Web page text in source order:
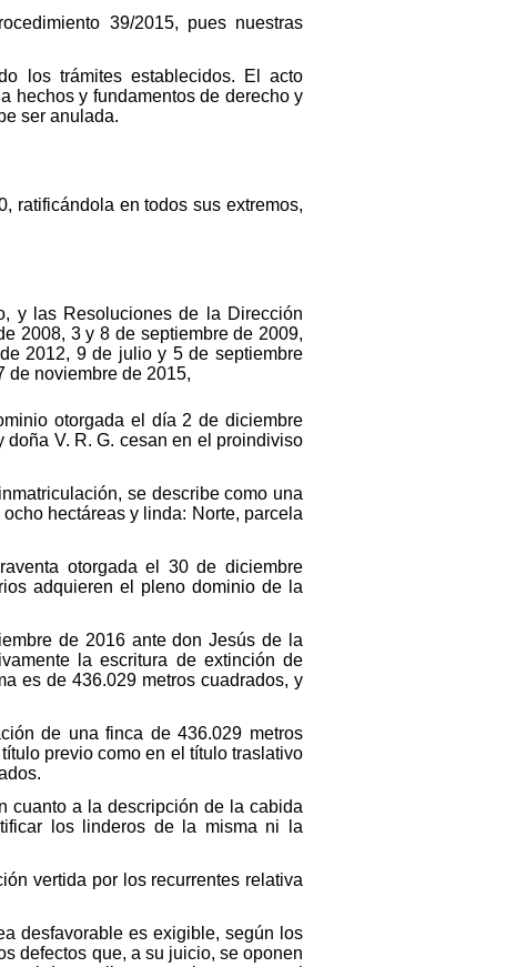
39/2015, pues nuestras
los trámites establecidos. El acto
hechos y fundamentos de derecho y
ser anulada.
ratificándola en todos sus extremos,
y las Resoluciones de la Dirección
2008, 3 y 8 de septiembre de 2009,
2012, 9 de julio y 5 de septiembre
de noviembre de 2015,
otorgada el día 2 de diciembre
doña V. R. G. cesan en el proindiviso
se describe como una
hectáreas y linda: Norte, parcela
otorgada el 30 de diciembre
adquieren el pleno dominio de la
de 2016 ante don Jesús de la
la escritura de extinción de
es de 436.029 metros cuadrados, y
de una finca de 436.029 metros
previo como en el título traslativo
cuanto a la descripción de la cabida
los linderos de la misma ni la
vertida por los recurrentes relativa
desfavorable es exigible, según los
defectos que, a su juicio, se oponen